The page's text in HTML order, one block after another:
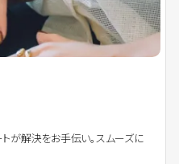
トが解決をお手伝い。スムーズに